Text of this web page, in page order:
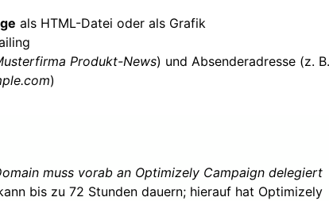
als HTML-Datei oder als Grafik
Produkt-News) und Absenderadresse (z. B.
)
muss vorab an Optimizely Campaign delegiert
bis zu 72 Stunden dauern; hierauf hat Optimizely